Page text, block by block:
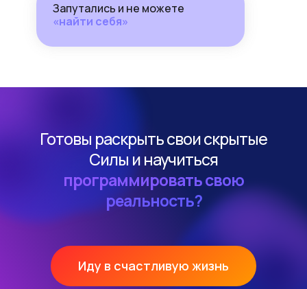
Запутались и не можете
«найти себя»
Готовы раскрыть свои скрытые
Силы и научиться
программировать свою
реальность?
Иду в счастливую жизнь